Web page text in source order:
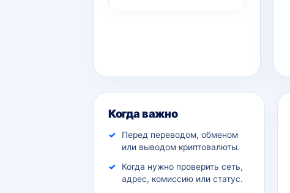
Дополнительный контекст
Когда важно
Перед переводом, обменом
или выводом криптовалюты.
Когда нужно проверить сеть,
адрес, комиссию или статус.